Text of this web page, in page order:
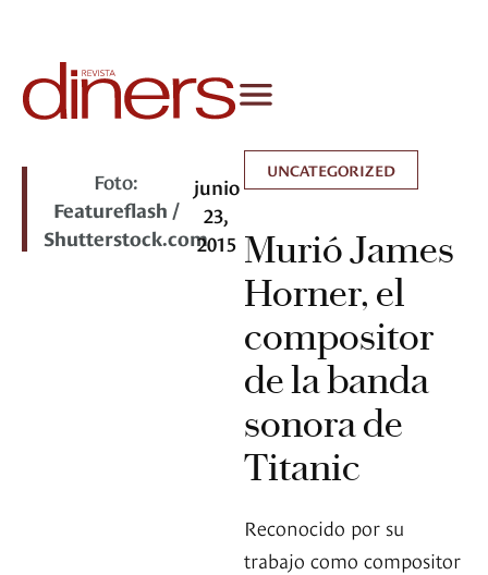
Foto:
Featureflash /
Shutterstock.com
junio
23,
2015
UNCATEGORIZED
Murió James
Horner, el
compositor
de la banda
sonora de
Titanic
Reconocido por su
trabajo como compositor